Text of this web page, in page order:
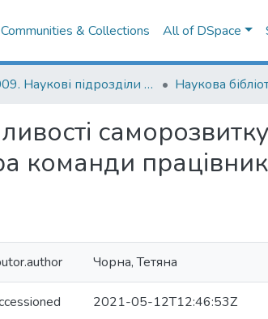
Communities & Collections All of DSpace
009. Наукові підрозділи НаУКМА Наукова
команди
Чорна, Тетяна
2021-05-12T12:46:53Z